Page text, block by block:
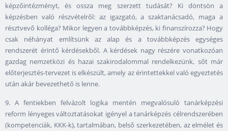
képzőintézményt, és ossza meg szerzett tudását? Ki döntsön a
képzésben való részvételről: az igazgató, a szaktanácsadó, maga a
résztvevő kolléga? Mikor legyen a továbbképzés, ki finanszírozza? Hogy
csak néhányat említsünk az alap és a továbbképzés egységes
rendszerét érintő kérdésekből. A kérdések nagy részére vonatkozóan
gazdag nemzetközi és hazai szakirodalommal rendelkezünk, sőt már
előterjesztés-tervezet is elkészült, amely az érintettekkel való egyeztetés
után akár bevezethető is lenne.
9. A fentiekben felvázolt logika mentén megvalósuló tanárképzési
reform lényeges változtatásokat igényel a tanárképzés célrendszerében
(kompetenciák, KKK-k), tartalmában, belső szerkezetében, az elmélet és